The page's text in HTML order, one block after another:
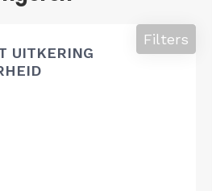
UITKERING
Filters